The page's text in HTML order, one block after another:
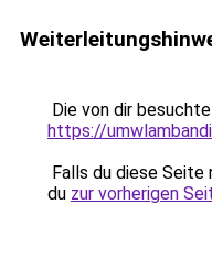
Die von dir
https://
Falls du diese
du zur vorherigen